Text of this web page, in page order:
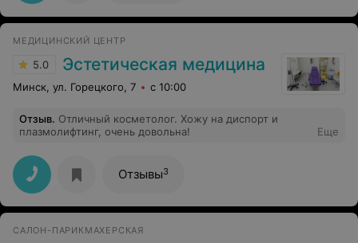
МЕДИЦИНСКИЙ ЦЕНТР
5.0 Эстетическая медицина
Минск, ул. Горецкого, 7 с 10:00
Отзыв. Отличный косметолог. Хожу на диспорт и
плазмолифтинг, очень довольна!
Еще
Отзывы3
САЛОН-ПАРИКМАХЕРСКАЯ